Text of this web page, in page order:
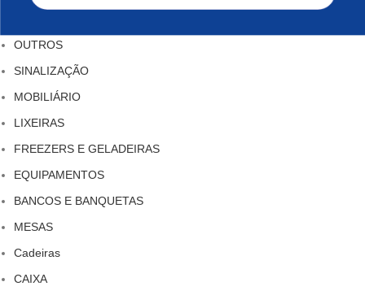
OUTROS
SINALIZAÇÃO
MOBILIÁRIO
LIXEIRAS
FREEZERS E GELADEIRAS
EQUIPAMENTOS
BANCOS E BANQUETAS
MESAS
Cadeiras
CAIXA